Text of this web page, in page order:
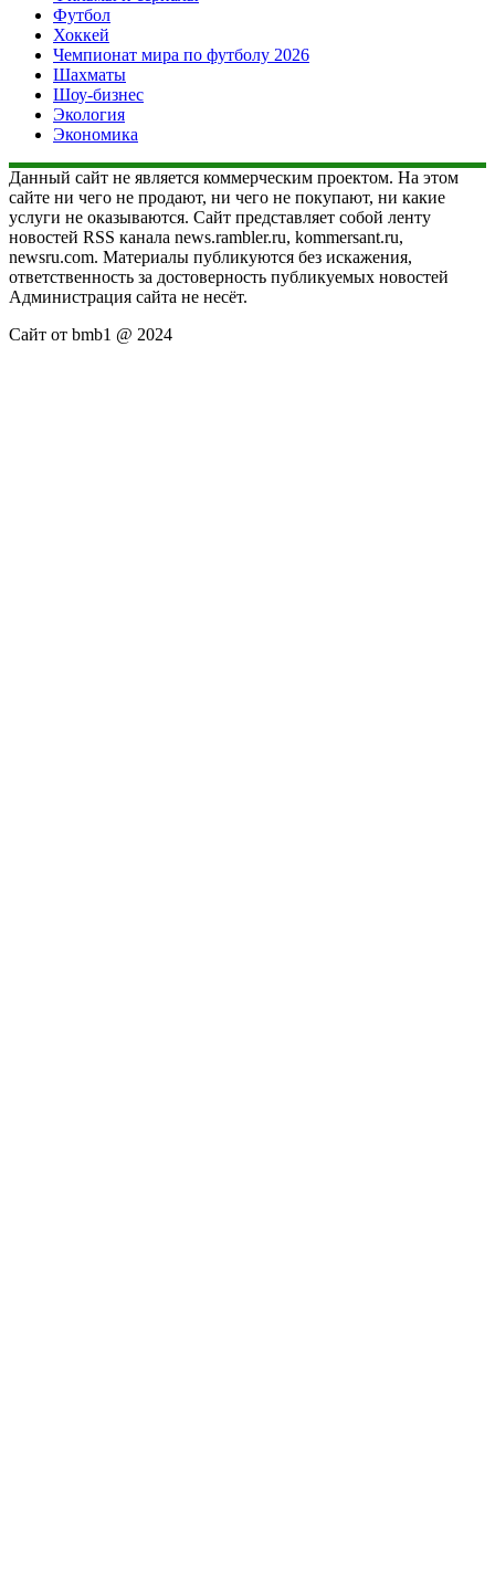
Футбол
Хоккей
Чемпионат мира по футболу 2026
Шахматы
Шоу-бизнес
Экология
Экономика
Данный сайт не является коммерческим проектом. На этом
сайте ни чего не продают, ни чего не покупают, ни какие
услуги не оказываются. Сайт представляет собой ленту
новостей RSS канала news.rambler.ru, kommersant.ru,
newsru.com. Материалы публикуются без искажения,
ответственность за достоверность публикуемых новостей
Администрация сайта не несёт.
Сайт от bmb1 @ 2024